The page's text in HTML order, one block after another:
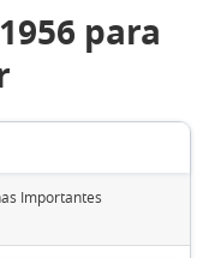
para
Importantes